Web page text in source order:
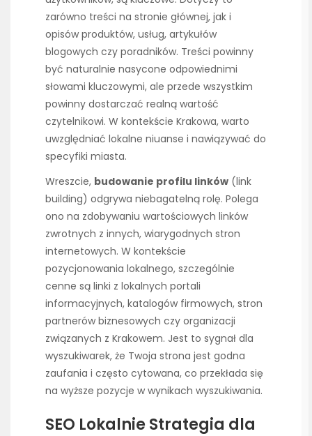
zarówno treści na stronie głównej, jak i
opisów produktów, usług, artykułów
blogowych czy poradników. Treści powinny
być naturalnie nasycone odpowiednimi
słowami kluczowymi, ale przede wszystkim
powinny dostarczać realną wartość
czytelnikowi. W kontekście Krakowa, warto
uwzględniać lokalne niuanse i nawiązywać do
specyfiki miasta.
Wreszcie, budowanie profilu linków (link
building) odgrywa niebagatelną rolę. Polega
ono na zdobywaniu wartościowych linków
zwrotnych z innych, wiarygodnych stron
internetowych. W kontekście
pozycjonowania lokalnego, szczególnie
cenne są linki z lokalnych portali
informacyjnych, katalogów firmowych, stron
partnerów biznesowych czy organizacji
związanych z Krakowem. Jest to sygnał dla
wyszukiwarek, że Twoja strona jest godna
zaufania i często cytowana, co przekłada się
na wyższe pozycje w wynikach wyszukiwania.
SEO Lokalnie Strategia dla